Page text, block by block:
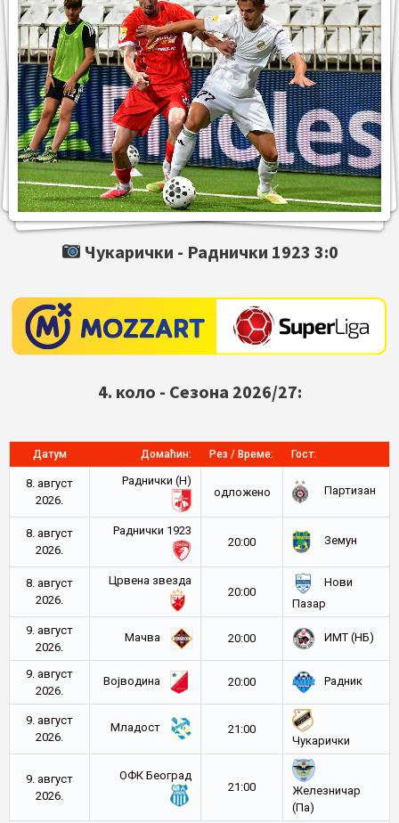
Чукарички - Раднички 1923 3:0
4. коло - Сезона 2026/27:
Датум Домаћин: Рез / Време: Гост:
8. август
2026.
Раднички (Н)
oдложено
Партизан
8. август
2026.
Раднички 1923
20:00
Земун
8. август
2026.
Црвена звезда
20:00
Нови
Пазар
9. август
2026.
Мачва 20:00 ИМТ (НБ)
9. август
2026.
Војводина 20:00 Радник
9. август
2026.
Младост
21:00
Чукарички
9. август
2026.
ОФК Београд
21:00
Железничар
(Па)